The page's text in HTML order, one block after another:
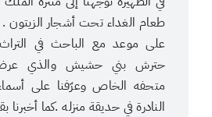
طعام الغداء تحت أشجار الزيتون .
على موعد مع الباحث في
حترش بني حشيش والذي عرض
متحفه الخاص وعرّفنا على أسماء
النادرة في حديقة منزله .كما أخبرنا